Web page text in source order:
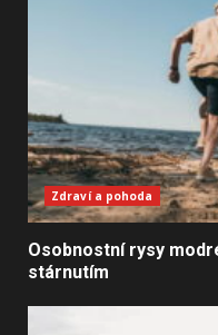
Zdraví a pohoda
Osobnostní rysy
stárnutím